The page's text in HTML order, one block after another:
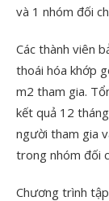
và 1 nhóm đối
Các thành viên
thoái hóa khớp
m2 tham gia.
kết quả 12
người tham gia
trong nhóm đối
Chương trình